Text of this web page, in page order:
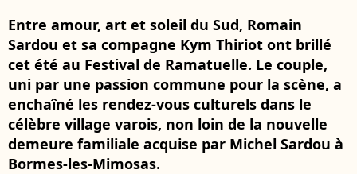
Entre amour, art et soleil du Sud, Romain
Sardou et sa compagne Kym Thiriot ont brillé
cet été au Festival de Ramatuelle. Le couple,
uni par une passion commune pour la scène, a
enchaîné les rendez-vous culturels dans le
célèbre village varois, non loin de la nouvelle
demeure familiale acquise par Michel Sardou à
Bormes-les-Mimosas.